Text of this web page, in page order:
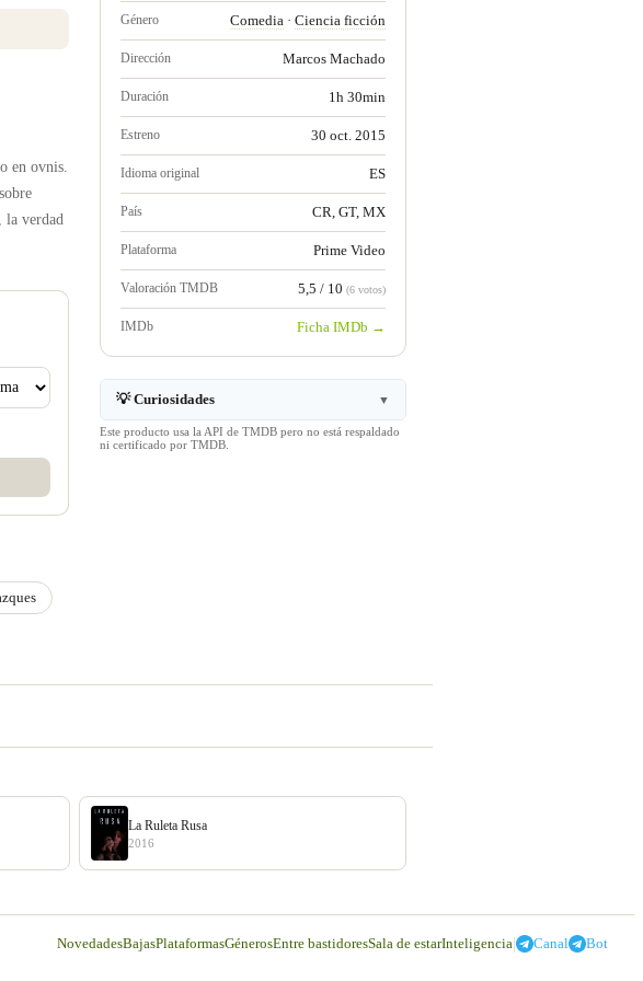
en ovnis.
la verdad
Género Comedia · Ciencia ficción
Dirección Marcos Machado
Duración 1h 30min
Estreno 30 oct. 2015
Idioma original ES
País CR, GT, MX
Plataforma Prime Video
Valoración TMDB 5,5 / 10 (6 votos)
IMDb Ficha IMDb →
💡 Curiosidades ▼
Este producto usa la API de TMDB pero no está respaldado
ni certificado por TMDB.
La Ruleta Rusa
2016
NovedadesBajasPlataformasGénerosEntre bastidoresSala de estarInteligencia| Canal Bot